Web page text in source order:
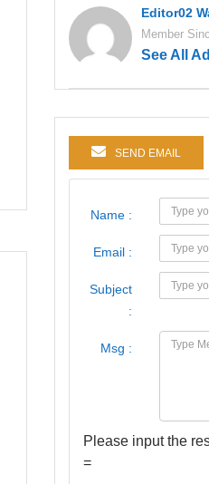
Editor02
Member
See All
SEND EMAIL
Name :
Email :
Subject
:
Msg :
Please input the
=